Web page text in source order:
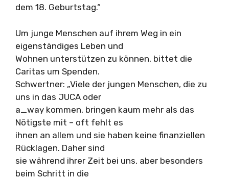
dem 18. Geburtstag.“
Um junge Menschen auf ihrem Weg in ein
eigenständiges Leben und
Wohnen unterstützen zu können, bittet die
Caritas um Spenden.
Schwertner: „Viele der jungen Menschen, die zu
uns in das JUCA oder
a_way kommen, bringen kaum mehr als das
Nötigste mit – oft fehlt es
ihnen an allem und sie haben keine finanziellen
Rücklagen. Daher sind
sie während ihrer Zeit bei uns, aber besonders
beim Schritt in die